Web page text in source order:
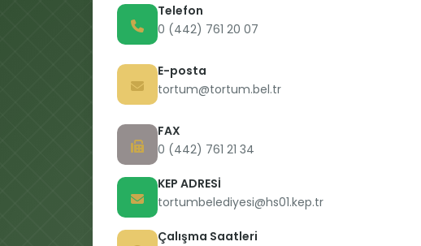
Telefon
0 (442) 761 20 07
E-posta
tortum@tortum.bel.tr
FAX
0 (442) 761 21 34
KEP ADRESİ
tortumbelediyesi@hs01.kep.tr
Çalışma Saatleri